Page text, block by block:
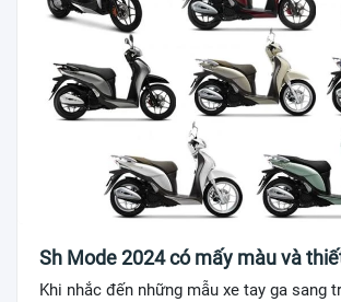
Sh Mode 2024 có mấy màu và
Khi nhắc đến những mẫu xe tay ga sang